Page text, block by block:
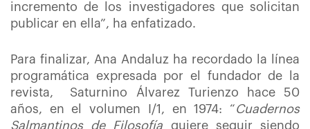
incremento de los investigadores que solicitan
publicar en ella”, ha enfatizado.
Para finalizar, Ana Andaluz ha recordado la línea
programática expresada por el fundador de la
revista, Saturnino Álvarez Turienzo hace 50
años, en el volumen I/1, en 1974: “Cuadernos
Salmantinos de Filosofía quiere seguir siendo